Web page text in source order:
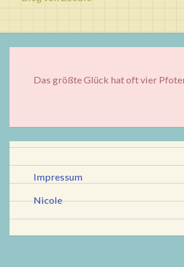
Das größte Glück hat oft vier
Impressum
Nicole